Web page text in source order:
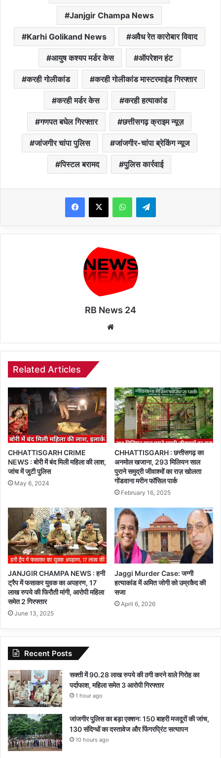
Janjgir Champa News
Karhi Golikand News अवैध रेत कारोबार विवाद
आयुष कश्यप मर्डर केस ऑपरेशन हंट
करही गोलीकांड करही गोलीकांड मास्टरमाइंड गिरफ्तार
करही मर्डर केस करही हत्याकांड
गणपत बघेल गिरफ्तार छत्तीसगढ़ क्राइम न्यूज़
जांजगीर चांपा पुलिस जांजगीर-चांपा ब्रेकिंग न्यूज
पिस्टल बरामद पुलिस कार्रवाई
WhatsAppTelegram
RB News 24
Related Articles
CHHATTISGARH CRIME
NEWS : बोरी में बंद मिली महिला की लाश,
जांच में जुटी पुलिस
May 6, 2024
CHHATTISGARH : छत्तीसगढ़ का
अनमोल खजाना, 293 मिलियन साल
पुराने समुद्री जीवाश्मों का राज़ खोलता
गोंडवाना मरीन फॉसिल पार्क
February 16, 2025
JANJGIR CHAMPA NEWS : हनी
ट्रैप में फसाकर युवक का अपहरण, 17
लाख रुपये की फिरौती मांगी, आरोपी महिला
समेत 2 गिरफ्तार
June 13, 2025
Jaggi Murder Case: जग्गी
हत्याकांड में अमित जोगी को उम्रकैद की
सजा
April 6, 2026
Recent Posts
सक्ती में 90.28 लाख रुपये की ठगी करने वाले गिरोह का
पर्दाफाश, महिला समेत 3 आरोपी गिरफ्तार
1 hour ago
जांजगीर पुलिस का बड़ा एक्शन: 150 बाहरी मजदूरों की जांच,
130 संदिग्धों का दस्तावेज और फिंगरप्रिंट सत्यापन
10 hours ago